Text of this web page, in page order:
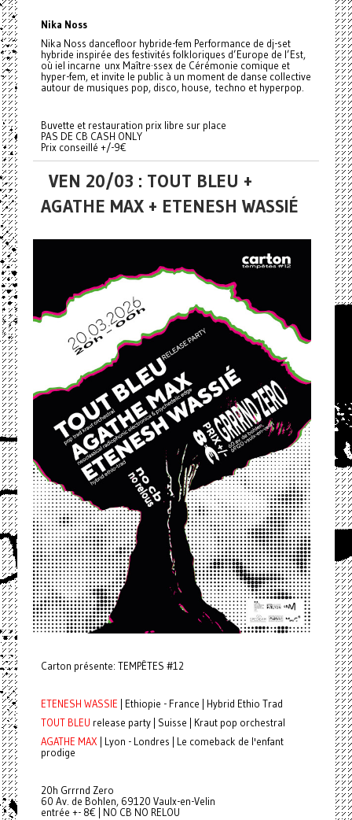
Nika Noss
Nika Noss dancefloor hybride-fem Performance de dj-set
hybride inspirée des festivités folkloriques d’Europe de l’Est,
où iel incarne unx Maître·ssex de Cérémonie comique et
hyper-fem, et invite le public à un moment de danse collective
autour de musiques pop, disco, house, techno et hyperpop.
Buvette et restauration prix libre sur place
PAS DE CB CASH ONLY
Prix conseillé +/-9€
VEN 20/03 : TOUT BLEU +
AGATHE MAX + ETENESH WASSIÉ
Carton présente: TEMPÊTES #12
ETENESH WASSIE | Ethiopie - France | Hybrid Ethio Trad
TOUT BLEU release party | Suisse | Kraut pop orchestral
AGATHE MAX | Lyon - Londres | Le comeback de l'enfant
prodige
20h Grrrnd Zero
60 Av. de Bohlen, 69120 Vaulx-en-Velin
entrée +- 8€ | NO CB NO RELOU